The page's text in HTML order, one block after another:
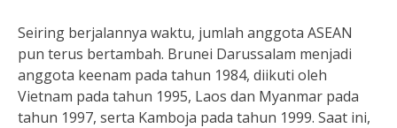
Seiring berjalannya waktu, jumlah anggota ASEAN
pun terus bertambah. Brunei Darussalam menjadi
anggota keenam pada tahun 1984, diikuti oleh
Vietnam pada tahun 1995, Laos dan Myanmar pada
tahun 1997, serta Kamboja pada tahun 1999. Saat ini,